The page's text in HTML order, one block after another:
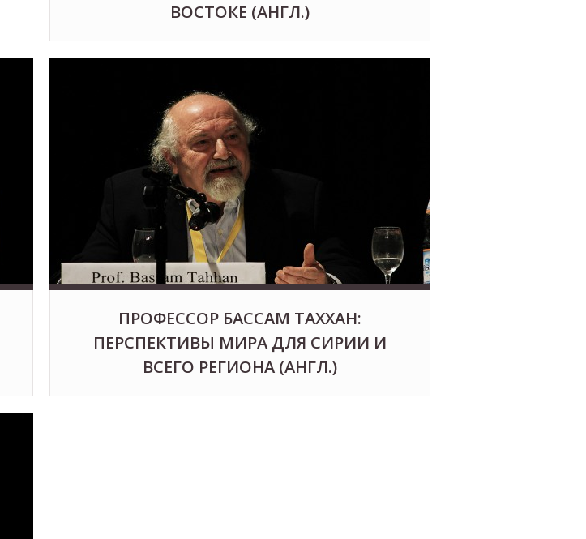
ВОСТОКЕ (АНГЛ.)
ПРОФЕССОР БАССАМ ТАХХАН:
ПЕРСПЕКТИВЫ МИРА ДЛЯ СИРИИ И
ВСЕГО РЕГИОНА (АНГЛ.)